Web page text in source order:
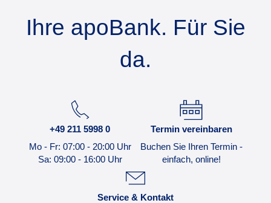
Ihre apoBank. Für Sie
da.
+49 211 5998 0
Mo - Fr: 07:00 - 20:00 Uhr
Sa: 09:00 - 16:00 Uhr
Termin vereinbaren
Buchen Sie Ihren Termin -
einfach, online!
Service & Kontakt